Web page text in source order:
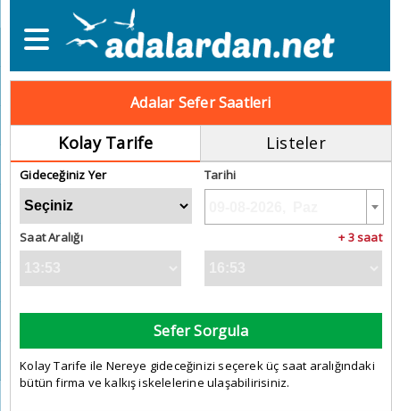
Adalar Sefer Saatleri
Kolay Tarife Listeler
Gideceğiniz Yer Tarihi
Saat Aralığı + 3 saat
Sefer Sorgula
Kolay Tarife ile Nereye gideceğinizi seçerek üç saat aralığındaki
bütün firma ve kalkış iskelelerine ulaşabilirisiniz.